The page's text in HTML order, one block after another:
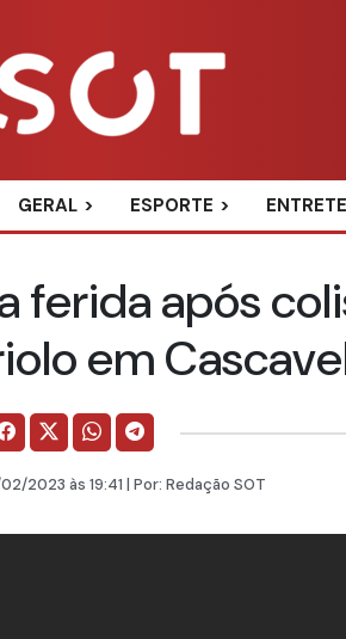
GERAL ESPORTE
ferida após
em
2023 às 19:41 | Por: Redação SOT